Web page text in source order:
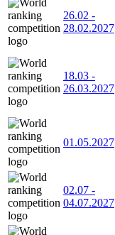
26.02 -
28.02.2027
18.03 -
26.03.2027
01.05.2027
02.07 -
04.07.2027